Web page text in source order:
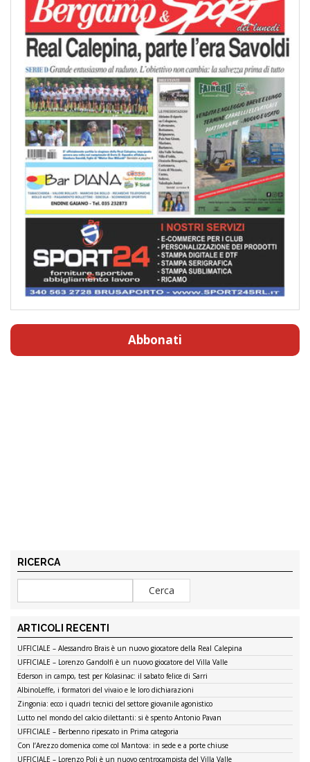
Abbonati
RICERCA
ARTICOLI RECENTI
UFFICIALE – Alessandro Brais è un nuovo giocatore della Real Calepina
UFFICIALE – Lorenzo Gandolfi è un nuovo giocatore del Villa Valle
Ederson in campo, test per Kolasinac: il sabato felice di Sarri
AlbinoLeffe, i formatori del vivaio e le loro dichiarazioni
Zingonia: ecco i quadri tecnici del settore giovanile agonistico
Lutto nel mondo del calcio dilettanti: si è spento Antonio Pavan
UFFICIALE – Berbenno ripescato in Prima categoria
Con l’Arezzo domenica come col Mantova: in sede e a porte chiuse
UFFICIALE – Lorenzo Poli è un nuovo centrocampista del Villa Valle